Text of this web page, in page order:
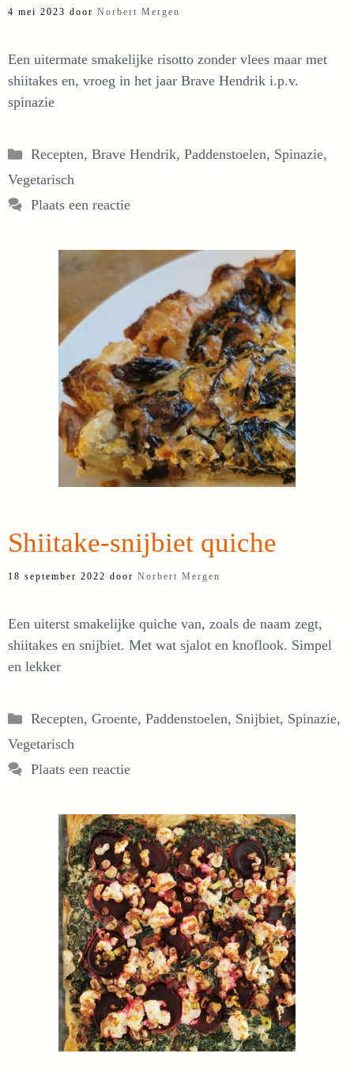
4 mei 2023 door Norbert Mergen
Een uitermate smakelijke risotto zonder vlees maar met
shiitakes en, vroeg in het jaar Brave Hendrik i.p.v.
spinazie
Categorieën
Recepten, Brave Hendrik, Paddenstoelen, Spinazie,
Vegetarisch
Plaats een reactie
Shiitake-snijbiet quiche
18 september 2022 door Norbert Mergen
Een uiterst smakelijke quiche van, zoals de naam zegt,
shiitakes en snijbiet. Met wat sjalot en knoflook. Simpel
en lekker
Categorieën
Recepten, Groente, Paddenstoelen, Snijbiet, Spinazie,
Vegetarisch
Plaats een reactie